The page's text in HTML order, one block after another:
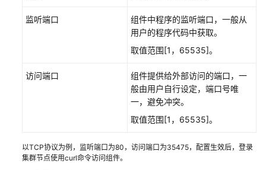
权
境
管
监听端口
组件中程序的监听端口，一般从
用户的程序代码中获取。
取值范围[1，65535]。
访问端口
组件提供给外部访问的端口，一
般由用户自行设定，端口号唯
一，避免冲突。
取值范围[1，65535]。
以TCP协议为例，监听端口为80，访问端口为35475，配置生效后，登录
集群节点使用curl命令访问组件。